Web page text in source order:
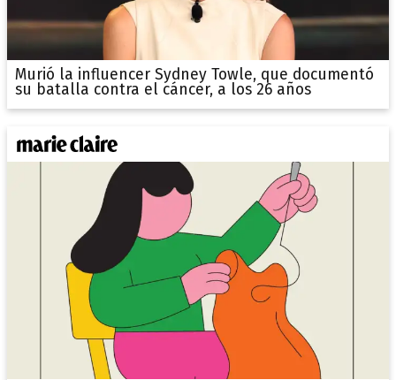
Murió la influencer Sydney Towle, que documentó
su batalla contra el cáncer, a los 26 años